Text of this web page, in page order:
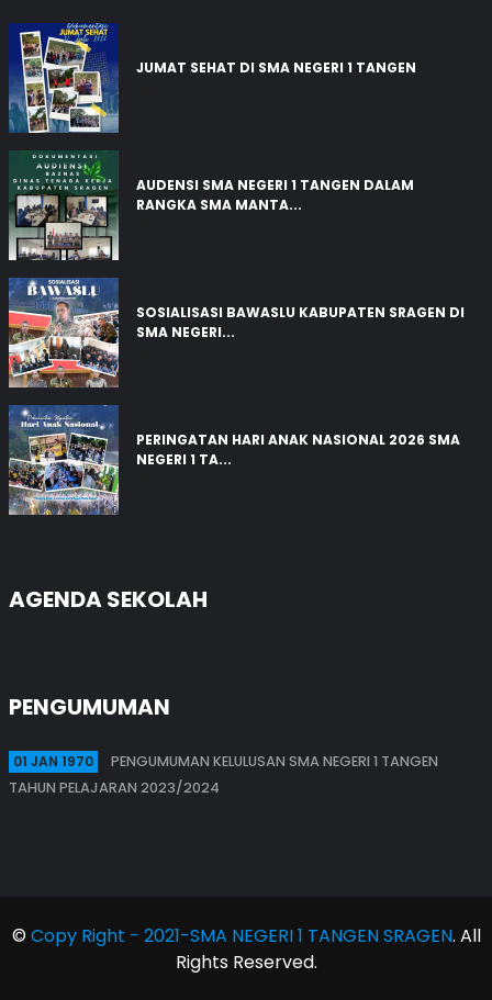
JUMAT SEHAT DI SMA NEGERI 1 TANGEN
AUDENSI SMA NEGERI 1 TANGEN DALAM
RANGKA SMA MANTA...
SOSIALISASI BAWASLU KABUPATEN SRAGEN DI
SMA NEGERI...
PERINGATAN HARI ANAK NASIONAL 2026 SMA
NEGERI 1 TA...
AGENDA SEKOLAH
PENGUMUMAN
01 JAN 1970
PENGUMUMAN KELULUSAN SMA NEGERI 1 TANGEN
TAHUN PELAJARAN 2023/2024
© Copy Right - 2021-SMA NEGERI 1 TANGEN SRAGEN. All
Rights Reserved.